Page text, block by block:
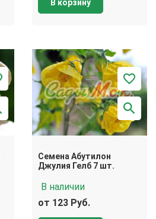
В корзину
Семена Абутилон
Джулия Гелб 7 шт.
В наличии
от 123 Руб.